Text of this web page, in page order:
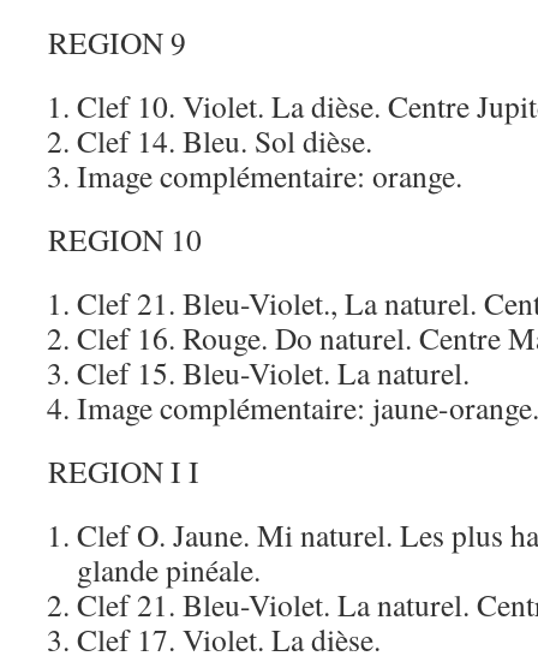
REGION 9
Clef 10. Violet. La dièse. Centre
Clef 14. Bleu. Sol dièse.
Image complémentaire: orange.
REGION 10
Clef 21. Bleu-Violet., La naturel.
Clef 16. Rouge. Do naturel. Centre
Clef 15. Bleu-Violet. La naturel.
Image complémentaire: jaune-orange.
REGION I I
Clef O. Jaune. Mi naturel. Les plus
glande pinéale.
Clef 21. Bleu-Violet. La naturel.
Clef 17. Violet. La dièse.